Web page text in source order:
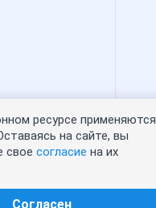
портрет - 0
пользователи
ресурсе применяются
на сайте, вы
свое согласие на их
Согласен